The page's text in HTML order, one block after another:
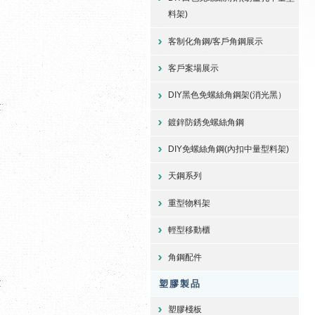
料架)
客制化角鋼/客戶角鋼展示
客戶案場展示
DIY黑色免螺絲角鋼架(消光黑）
鍍鋅防銹免螺絲角鋼
DIY免螺絲角鋼(內扣中量型料架)
天鋼系列
重型物料架
輕型移動櫃
角鋼配件
塑膠製品
塑膠棧板